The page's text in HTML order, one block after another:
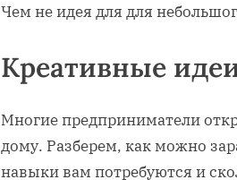
Чем не идея для для
Креативные
Многие предприниматели
дому. Разберем, как можно
навыки вам потребуются и